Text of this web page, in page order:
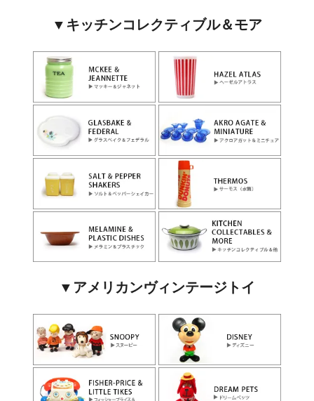
▼キッチンコレクティブル＆モア
▼アメリカンヴィンテージトイ